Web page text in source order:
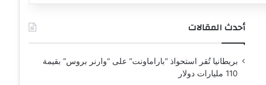
عن
أحدث المقالات
بريطانيا تُقر استحواذ “باراماونت” على “وارنر بروس” بقيمة
110 مليارات دولار